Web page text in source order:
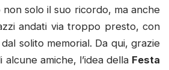
solo il suo ricordo, ma anche
andati via troppo presto, con
solito memorial. Da qui, grazie
alcune amiche, l’idea della Festa